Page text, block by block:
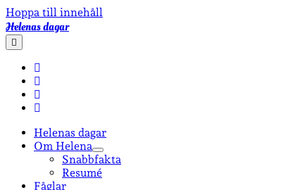
Hoppa till innehåll
Helenas dagar
öppna
primär
meny
Helenas dagar
Om Helena
öppna
undermeny
Snabbfakta
Resumé
Fåglar